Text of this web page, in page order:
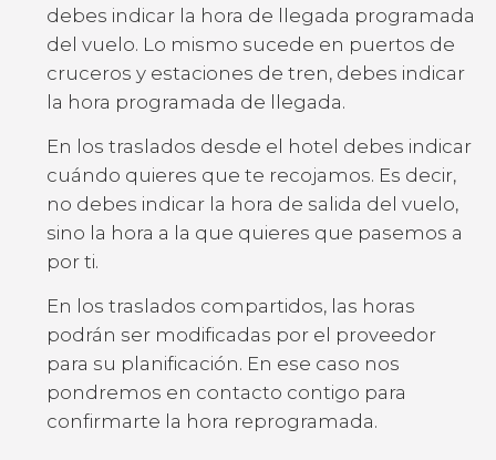
debes indicar la hora de llegada programada
del vuelo. Lo mismo sucede en puertos de
cruceros y estaciones de tren, debes indicar
la hora programada de llegada.
En los traslados desde el hotel debes indicar
cuándo quieres que te recojamos. Es decir,
no debes indicar la hora de salida del vuelo,
sino la hora a la que quieres que pasemos a
por ti.
En los traslados compartidos, las horas
podrán ser modificadas por el proveedor
para su planificación. En ese caso nos
pondremos en contacto contigo para
confirmarte la hora reprogramada.